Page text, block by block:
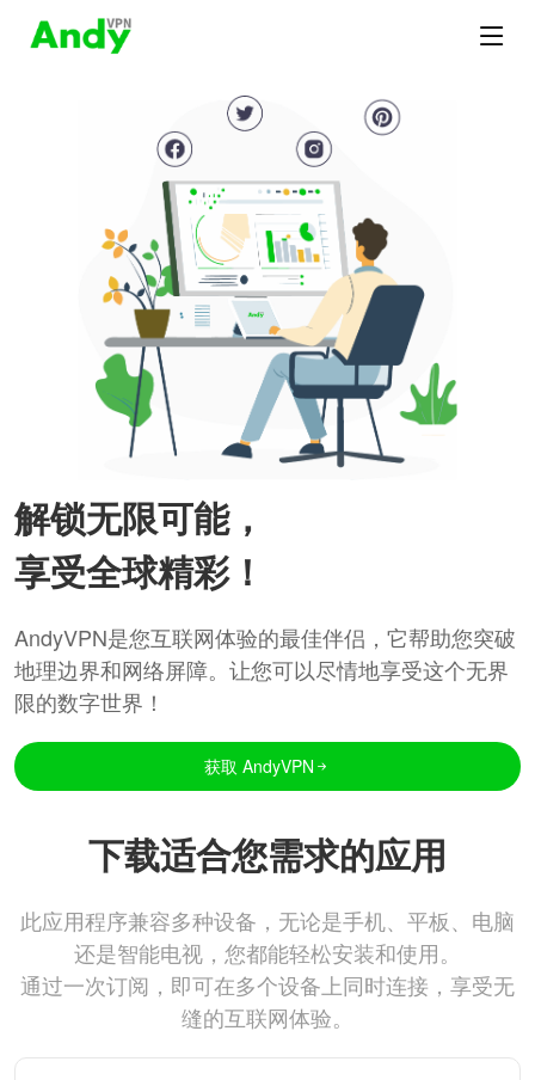
解锁无限可能，
享受全球精彩！
AndyVPN是您互联网体验的最佳伴侣，它帮助您突破
地理边界和网络屏障。让您可以尽情地享受这个无界
限的数字世界！
获取 AndyVPN
下载适合您需求的应用
此应用程序兼容多种设备，无论是手机、平板、电脑
还是智能电视，您都能轻松安装和使用。
通过一次订阅，即可在多个设备上同时连接，享受无
缝的互联网体验。